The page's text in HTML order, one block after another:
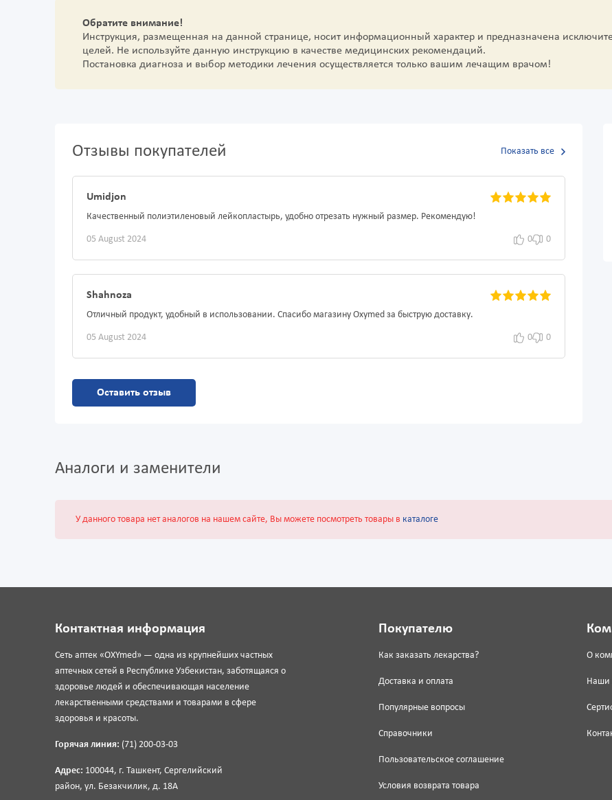
Обратите внимание!
Инструкция, размещенная на данной странице, носит информационный характер и предназначена
целей. Не используйте данную инструкцию в качестве медицинских рекомендаций.
Постановка диагноза и выбор методики лечения осуществляется только вашим лечащим врачом!
Отзывы покупателей Показать все
Umidjon
Качественный полиэтиленовый лейкопластырь, удобно отрезать нужный размер. Рекомендую!
05 August 2024 0 0
Shahnoza
Отличный продукт, удобный в использовании. Спасибо магазину Oxymed за быструю доставку.
05 August 2024 0 0
Оставить отзыв
Аналоги и заменители
У данного товара нет аналогов на нашем сайте, Вы можете посмотреть товары в каталоге
Контактная информация
Сеть аптек «OXYmed» — одна из крупнейших частных
аптечных сетей в Республике Узбекистан, заботящаяся о
здоровье людей и обеспечивающая население
лекарственными средствами и товарами в сфере
здоровья и красоты.
Горячая линия: (71) 200-03-03
Адрес: 100044, г. Ташкент, Сергелийский
район, ул. Безакчилик, д. 18А
Покупателю
Как заказать лекарства?
Доставка и оплата
Популярные вопросы
Справочники
Пользовательское соглашение
Условия возврата товара
О
Наши